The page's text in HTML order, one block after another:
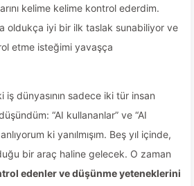
kelime kelime kontrol ederdim.
oldukça iyi bir ilk taslak sunabiliyor ve
etme isteğimi yavaşça
iş dünyasının sadece iki tür insan
“AI kullananlar” ve “AI
ki yanılmışım. Beş yıl içinde,
bir araç haline gelecek. O zaman
edenler ve düşünme yeteneklerini